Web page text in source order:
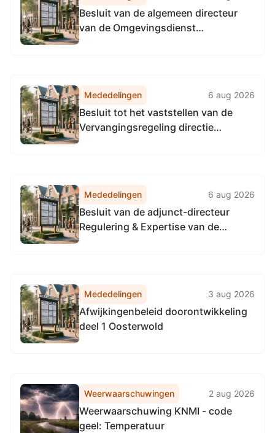
Accountmanagement &
Bedrijfsvoering Omgevingsdienst...
Besluit van de algemeen directeur
van de Omgevingsdienst
directeur Omgevingsdienst
Noordzeekanaalgebied
Mededelingen 6 aug 2026
Besluit tot het vaststellen van de
Vervangingsregeling directie
Mededelingen 6 aug 2026
Besluit van de adjunct-directeur
Regulering & Expertise van de
Vervangingsregeling directie
Regulering & Expertise
Omgevingsdienst
Noordzeekanaalgebied
Mededelingen 3 aug 2026
Afwijkingenbeleid doorontwikkeling
deel 1 Oosterwold
Weerwaarschuwingen 2 aug 2026
Weerwaarschuwing KNMI - code
geel: Temperatuur